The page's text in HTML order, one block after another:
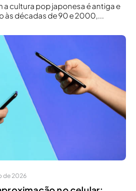
a cultura pop japonesa é antiga e
às décadas de 90 e 2000,...
de 2026